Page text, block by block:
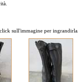
sull'immagine per ingrandirla.